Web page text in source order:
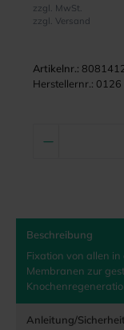
zzgl. MwSt.
zzgl. Versand
Artikelnr.:
Herstellernr.: 0126
Beschreibung
Fixation von allen
Membranen zur
Anleitung/